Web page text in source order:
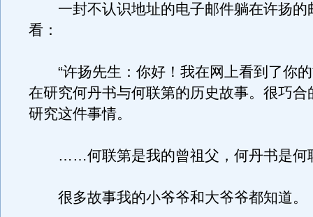
一封不认识地址的电子邮件躺在许扬的
看：
“许扬先生：你好！我在网上看到了你的
在研究何丹书与何联第的历史故事。很巧合
研究这件事情。
……何联第是我的曾祖父，何丹书是何
很多故事我的小爷爷和大爷爷都知道。